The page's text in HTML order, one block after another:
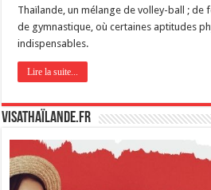
Thaïlande, un mélange de volley-ball ;
de gymnastique, où certaines aptitudes
indispensables.
Lire la suite...
VisaThaïlande.fr